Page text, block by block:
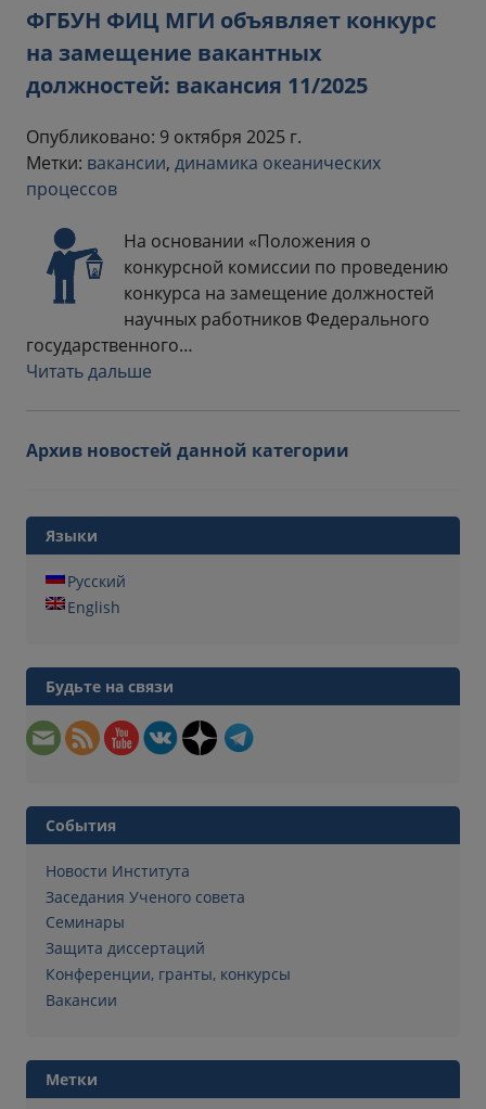
ФГБУН ФИЦ МГИ объявляет конкурс
на замещение вакантных
должностей: вакансия 11/2025
Опубликовано: 9 октября 2025 г.
Метки: вакансии, динамика океанических
процессов
На основании «Положения о
конкурсной комиссии по проведению
конкурса на замещение должностей
научных работников Федерального
государственного…
Читать дальше
Архив новостей данной категории
Языки
Русский
English
Будьте на связи
События
Новости Института
Заседания Ученого совета
Семинары
Защита диссертаций
Конференции, гранты, конкурсы
Вакансии
Метки